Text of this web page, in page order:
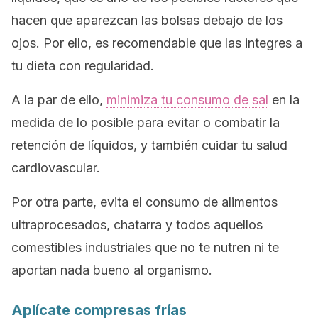
hacen que aparezcan las bolsas debajo de los
ojos. Por ello, es recomendable que las integres a
tu dieta con regularidad.
A la par de ello, minimiza tu consumo de sal en la
medida de lo posible para evitar o combatir la
retención de líquidos, y también cuidar tu salud
cardiovascular.
Por otra parte, evita el consumo de alimentos
ultraprocesados, chatarra y todos aquellos
comestibles industriales que no te nutren ni te
aportan nada bueno al organismo.
Aplícate compresas frías